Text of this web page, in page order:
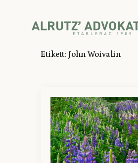
Etikett: John Woivalin